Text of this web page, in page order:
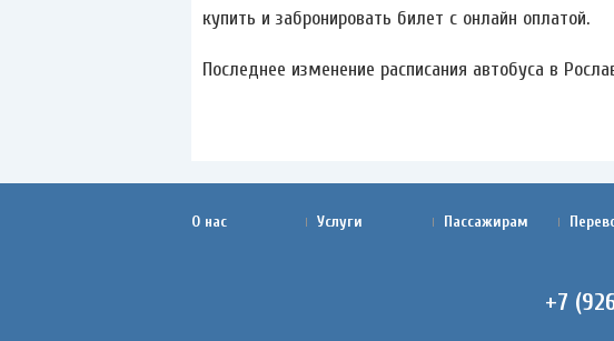
купить и забронировать билет с онлайн оплатой.
Последнее изменение расписания автобуса в
О нас Услуги Пассажирам
+7